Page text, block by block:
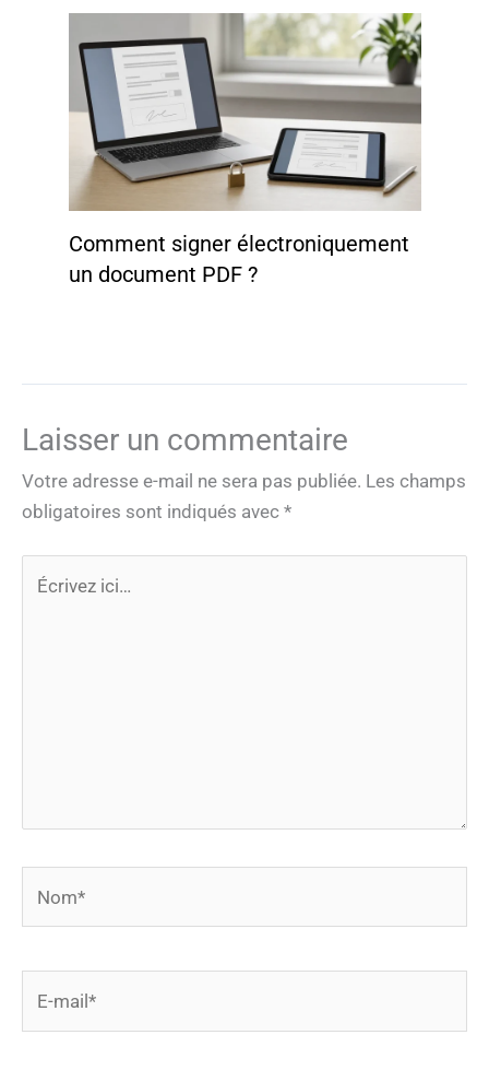
Comment signer électroniquement
un document PDF ?
Laisser un commentaire
Votre adresse e-mail ne sera pas publiée. Les champs
obligatoires sont indiqués avec *
ici…